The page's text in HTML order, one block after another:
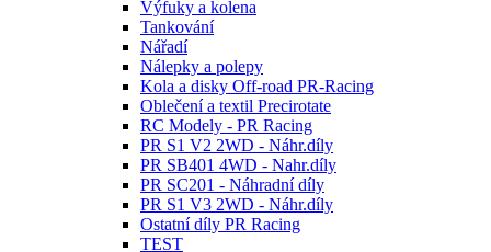
Výfuky a kolena
Tankování
Nářadí
Nálepky a polepy
Kola a disky Off-road PR-Racing
Oblečení a textil Precirotate
RC Modely - PR Racing
PR S1 V2 2WD - Náhr.díly
PR SB401 4WD - Nahr.díly
PR SC201 - Náhradní díly
PR S1 V3 2WD - Náhr.díly
Ostatní díly PR Racing
TEST